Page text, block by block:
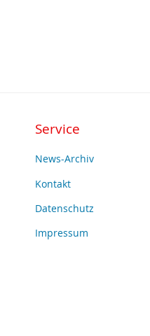
Service
News-Archiv
Kontakt
Datenschutz
Impressum